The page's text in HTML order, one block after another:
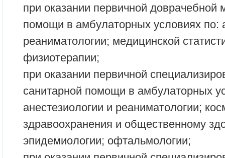
при оказании первичной доврачебной
помощи в амбулаторных условиях по:
реаниматологии; медицинской
физиотерапии;
при оказании первичной
санитарной помощи в амбулаторных
анестезиологии и реаниматологии;
здравоохранения и общественному
эпидемиологии; офтальмологии;